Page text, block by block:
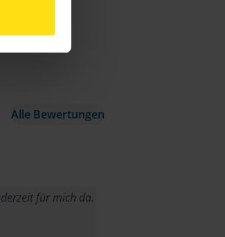
Alle Bewertungen
für mich da.